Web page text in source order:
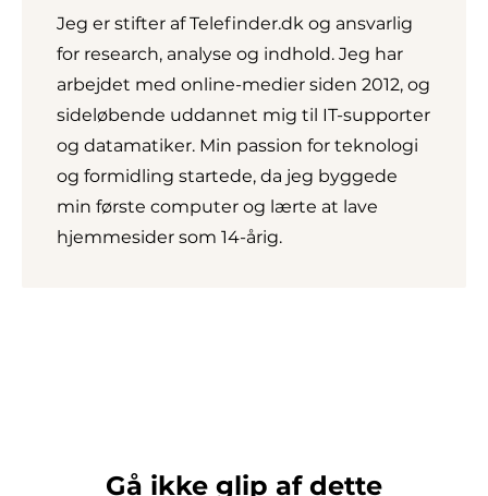
Jeg er stifter af Telefinder.dk og ansvarlig
for research, analyse og indhold. Jeg har
arbejdet med online-medier siden 2012, og
sideløbende uddannet mig til IT-supporter
og datamatiker. Min passion for teknologi
og formidling startede, da jeg byggede
min første computer og lærte at lave
hjemmesider som 14-årig.
Gå ikke glip af dette